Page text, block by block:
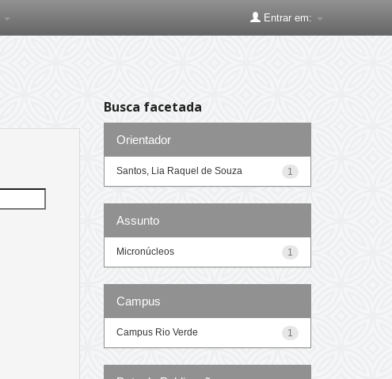
Entrar em:
Busca facetada
Orientador
1
Santos, Lia Raquel de Souza
Assunto
1
Micronúcleos
Campus
1
Campus Rio Verde